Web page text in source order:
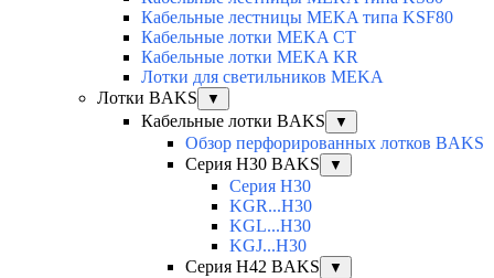
Кабельные лестницы MEKA типа KSF80
Кабельные лотки MEKA CT
Кабельные лотки MEKA KR
Лотки для светильников MEKA
Лотки BAKS
▼
Кабельные лотки BAKS ▼
Обзор перфорированных лотков BAKS
Серия H30 BAKS
▼
Серия H30
KGR...H30
KGL...H30
KGJ...H30
Серия H42 BAKS
▼